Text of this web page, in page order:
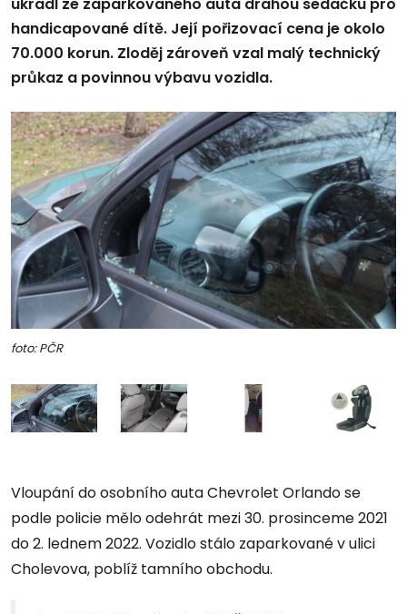
ukradl ze zaparkovaného auta drahou sedačku pro
handicapované dítě. Její pořizovací cena je okolo
70.000 korun. Zloděj zároveň vzal malý technický
průkaz a povinnou výbavu vozidla.
foto: PČR
Vloupání do osobního auta Chevrolet Orlando se
podle policie mělo odehrát mezi 30. prosinceme 2021
do 2. lednem 2022. Vozidlo stálo zaparkované v ulici
Cholevova, poblíž tamního obchodu.